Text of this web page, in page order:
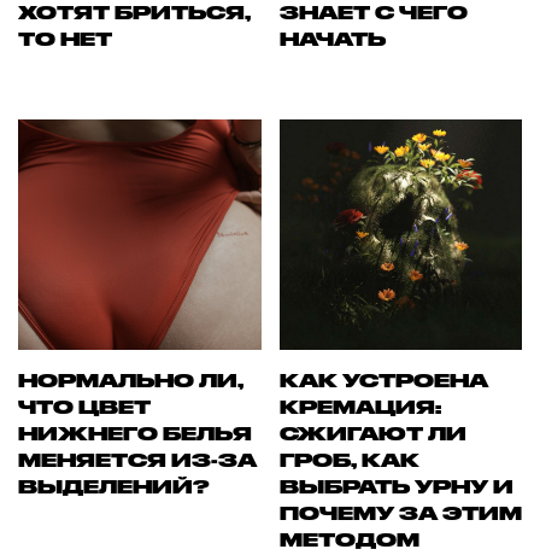
ХОТЯТ БРИТЬСЯ,
ТО НЕТ
ЗНАЕТ С ЧЕГО
НАЧАТЬ
НОРМАЛЬНО ЛИ,
ЧТО ЦВЕТ
НИЖНЕГО БЕЛЬЯ
МЕНЯЕТСЯ ИЗ-ЗА
ВЫДЕЛЕНИЙ?
КАК УСТРОЕНА
КРЕМАЦИЯ:
СЖИГАЮТ ЛИ
ГРОБ, КАК
ВЫБРАТЬ УРНУ И
ПОЧЕМУ ЗА ЭТИМ
МЕТОДОМ